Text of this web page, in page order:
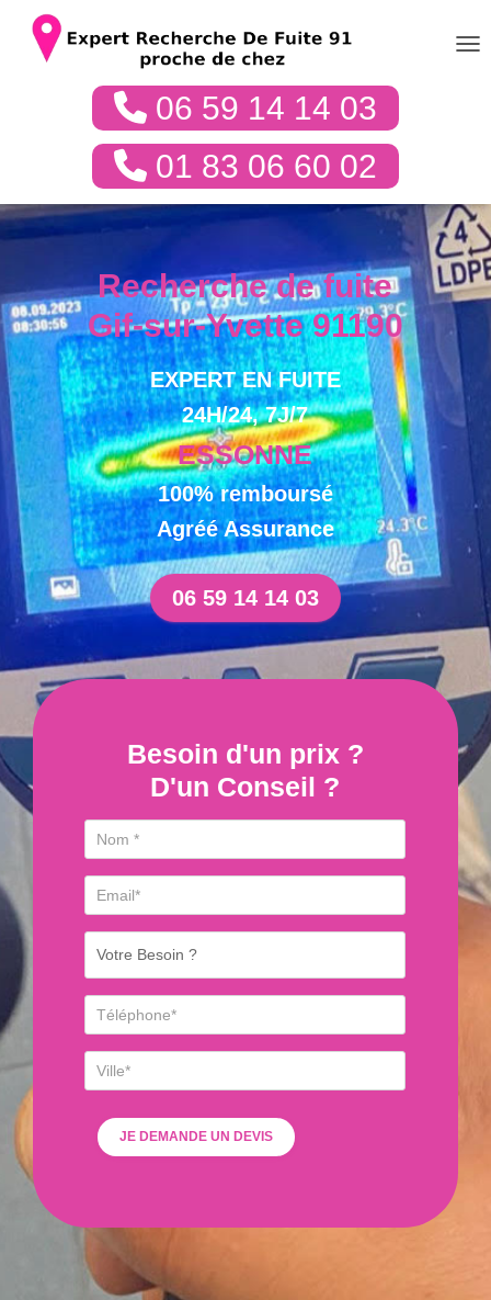
06 59 14 14 03
01 83 06 60 02
Recherche de fuite
Gif-sur-Yvette 91190
EXPERT EN FUITE
24H/24, 7J/7
ESSONNE
100% remboursé
Agréé Assurance
06 59 14 14 03
Besoin d'un prix ?
D'un Conseil ?